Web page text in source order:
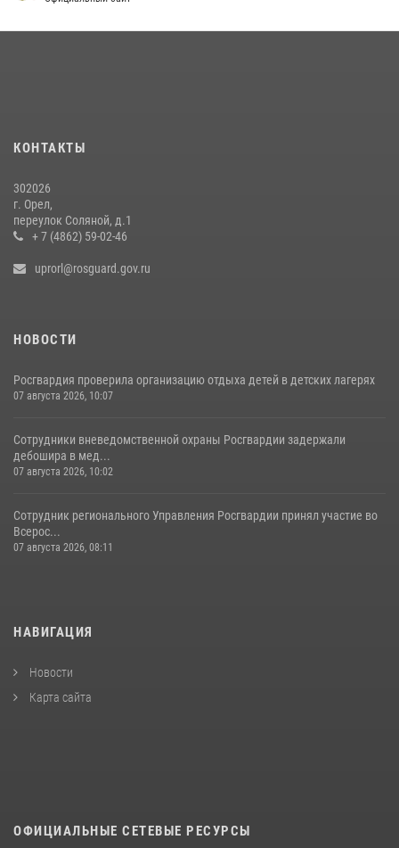
15 июля 2026, 14:49
КОНТАКТЫ
302026
г. Орел,
переулок Соляной, д.1
+ 7 (4862) 59-02-46
uprorl@rosguard.gov.ru
НОВОСТИ
Росгвардия проверила организацию отдыха детей в детских лагерях
07 августа 2026, 10:07
Сотрудники вневедомственной охраны Росгвардии задержали
дебошира в мед...
07 августа 2026, 10:02
Сотрудник регионального Управления Росгвардии принял участие во
Всерос...
07 августа 2026, 08:11
НАВИГАЦИЯ
Новости
Карта сайта
ОФИЦИАЛЬНЫЕ СЕТЕВЫЕ РЕСУРСЫ